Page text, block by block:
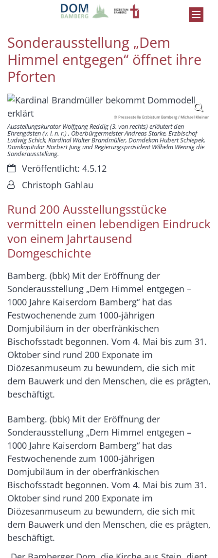
Zum Inhalt springen
Sonderausstellung „Dem
Himmel entgegen“ öffnet ihre
Pforten
© Pressestelle Erzbistum Bamberg / Michael Kleiner
Ausstellungskurator Wolfgang Reddig (3. von rechts) erläutert den
Ehrengästen (v. l. n. r.) , Oberbürgermeister Andreas Starke, Erzbischof
Ludwig Schick, Kardinal Walter Brandmüller, Domdekan Hubert Schiepek,
Domkapitular Norbert Jung und Regierungspräsident Wilhelm Wennig die
Sonderausstellung.
Datum:Veröffentlicht: 4.5.12
Von:Christoph Gahlau
Rund 200 Ausstellungsstücke
vermitteln einen lebendigen Eindruck
von einem Jahrtausend
Domgeschichte
Bamberg. (bbk) Mit der Eröffnung der
Sonderausstellung „Dem Himmel entgegen –
1000 Jahre Kaiserdom Bamberg“ hat das
Festwochenende zum 1000-jährigen
Domjubiläum in der oberfränkischen
Bischofsstadt begonnen. Vom 4. Mai bis zum 31.
Oktober sind rund 200 Exponate im
Diözesanmuseum zu bewundern, die sich mit
dem Bauwerk und den Menschen, die es prägten,
beschäftigt.
Bamberg. (bbk) Mit der Eröffnung der
Sonderausstellung „Dem Himmel entgegen –
1000 Jahre Kaiserdom Bamberg“ hat das
Festwochenende zum 1000-jährigen
Domjubiläum in der oberfränkischen
Bischofsstadt begonnen. Vom 4. Mai bis zum 31.
Oktober sind rund 200 Exponate im
Diözesanmuseum zu bewundern, die sich mit
dem Bauwerk und den Menschen, die es prägten,
beschäftigt.